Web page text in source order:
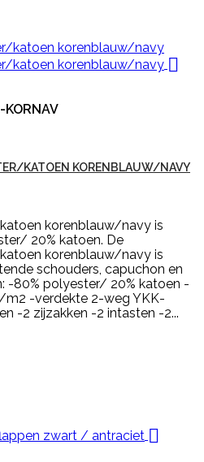

KATOEN KORENBLAUW/NAVY
korenblauw/navy is
20% katoen. De
korenblauw/navy is
schouders, capuchon en
-80% polyester/ 20% katoen -
-verdekte 2-weg YKK-
-2 zijzakken -2 intasten -2...
